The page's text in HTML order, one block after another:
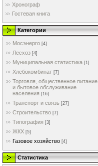
Хронограф
Гостевая книга
Категории
Мосэнерго [4]
Лесхоз [4]
Муниципальная статистика [1]
Хлебокомбинат [7]
Торговля, общественное питание
и бытовое обслуживание
населения [16]
Транспорт и связь [27]
Строительство [7]
Типография [3]
ЖКХ [5]
Газовое хозяйство [4]
Статистика